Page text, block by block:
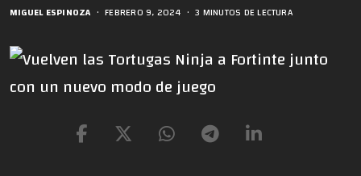
MIGUEL ESPINOZA • FEBRERO 9, 2024 • 3 MINUTOS DE LECTURA